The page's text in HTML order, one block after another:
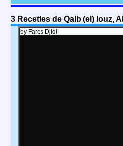
by Fares Djidi